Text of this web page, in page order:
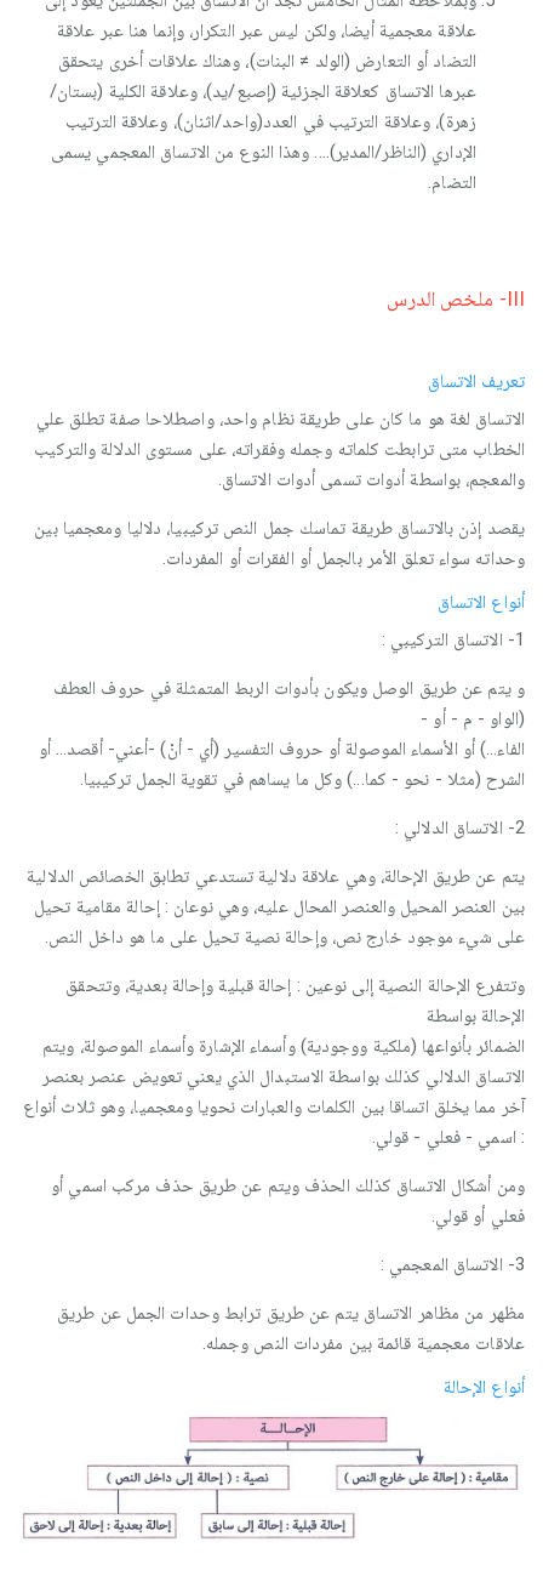
علاقة معجمية أيضا، ولكن ليس عبر التكرار، وإنما هنا عبر علاقة
التضاد أو التعارض (الولد ≠ البنات)، وهناك علاقات أخرى يتحقق
عبرها الاتساق كعلاقة الجزئية (إصبع/يد)، وعلاقة الكلية (بستان/
زهرة)، وعلاقة الترتيب في العدد(واحد/اثنان)، وعلاقة الترتيب
الإداري (الناظر/المدير)…. وهذا النوع من الاتساق المعجمي يسمى
التضام.
III- ملخص الدرس
تعريف الاتساق
الاتساق لغة هو ما كان على طريقة نظام واحد، واصطلاحا صفة تطلق علي
الخطاب متى ترابطت كلماته وجمله وفقراته، على مستوى الدلالة والتركيب
والمعجم، بواسطة أدوات تسمى أدوات الاتساق.
يقصد إذن بالاتساق طريقة تماسك جمل النص تركيبيا، دلاليا ومعجميا بين
وحداته سواء تعلق الأمر بالجمل أو الفقرات أو المفردات.
أنواع الاتساق
1- الاتساق التركيبي :
و يتم عن طريق الوصل ويكون بأدوات الربط المتمثلة في حروف العطف
(الواو - م - أو -
الفاء...) أو الأسماء الموصولة أو حروف التفسير (أي - أنْ) -أعني- أقصد... أو
الشرح (مثلا - نحو - كما...) وكل ما يساهم في تقوية الجمل تركيبيا.
2- الاتساق الدلالي :
يتم عن طريق الإحالة، وهي علاقة دلالية تستدعي تطابق الخصائص الدلالية
بين العنصر المحيل والعنصر المحال عليه، وهي نوعان : إحالة مقامية تحيل
على شيء موجود خارج نص، وإحالة نصية تحيل على ما هو داخل النص.
وتتفرع الإحالة النصية إلى نوعين : إحالة قبلية وإحالة بعدية، وتتحقق
الإحالة بواسطة
الضمائر بأنواعها (ملكية ووجودية) وأسماء الإشارة وأسماء الموصولة، ويتم
الاتساق الدلالي كذلك بواسطة الاستبدال الذي يعني تعويض عنصر بعنصر
آخر مما يخلق اتساقا بين الكلمات والعبارات نحويا ومعجميا، وهو ثلاث أنواع
: اسمي - فعلي - قولي.
ومن أشكال الاتساق كذلك الحذف ويتم عن طريق حذف مركب اسمي أو
فعلي أو قولي.
3- الاتساق المعجمي :
مظهر من مظاهر الاتساق يتم عن طريق ترابط وحدات الجمل عن طريق
علاقات معجمية قائمة بين مفردات النص وجمله.
أنواع الإحالة